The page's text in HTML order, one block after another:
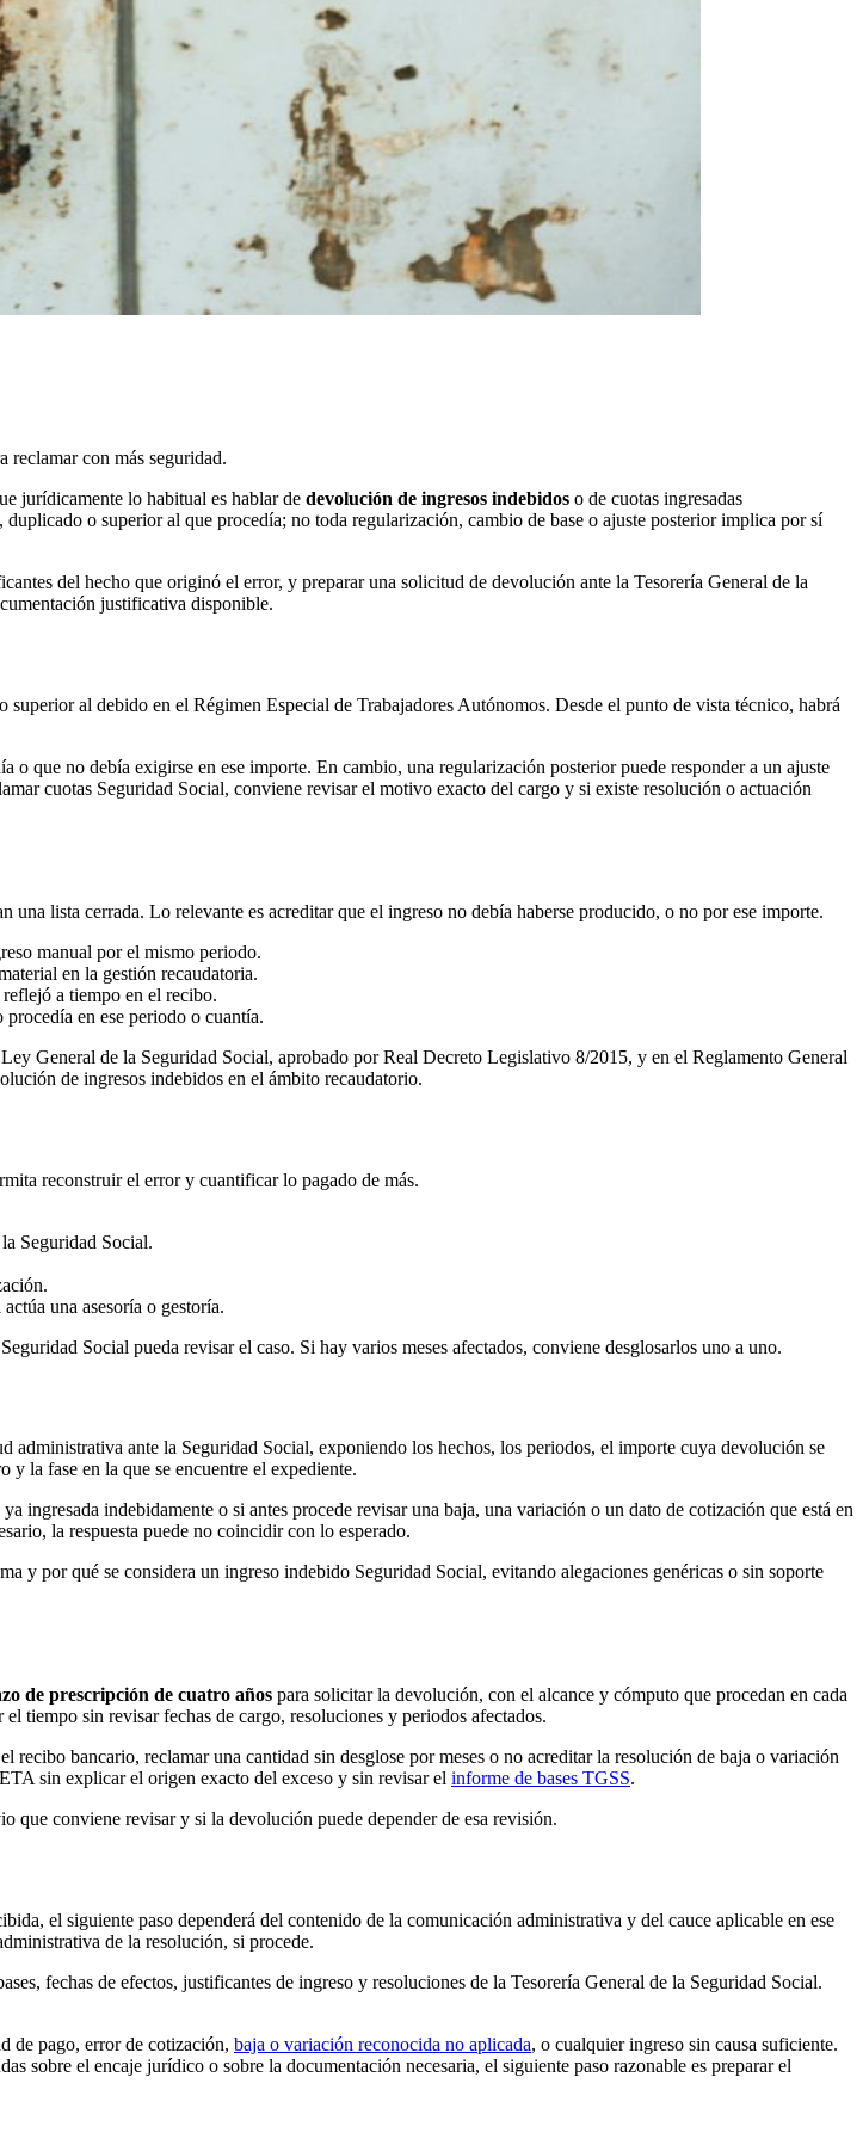
reclamar con más seguridad.
jurídicamente lo habitual es hablar de devolución de ingresos indebidos o de cuotas ingresadas
o superior al que procedía; no toda regularización, cambio de base o ajuste posterior implica por sí
del hecho que originó el error, y preparar una solicitud de devolución ante la Tesorería General de la
justificativa disponible.
al debido en el Régimen Especial de Trabajadores Autónomos. Desde el punto de vista técnico, habrá
que no debía exigirse en ese importe. En cambio, una regularización posterior puede responder a un ajuste
cuotas Seguridad Social, conviene revisar el motivo exacto del cargo y si existe resolución o actuación
lista cerrada. Lo relevante es acreditar que el ingreso no debía haberse producido, o no por ese importe.
manual por el mismo periodo.
en la gestión recaudatoria.
a tiempo en el recibo.
procedía en ese periodo o cuantía.
General de la Seguridad Social, aprobado por Real Decreto Legislativo 8/2015, y en el Reglamento General
de ingresos indebidos en el ámbito recaudatorio.
reconstruir el error y cuantificar lo pagado de más.
Seguridad Social.
actúa una asesoría o gestoría.
Social pueda revisar el caso. Si hay varios meses afectados, conviene desglosarlos uno a uno.
administrativa ante la Seguridad Social, exponiendo los hechos, los periodos, el importe cuya devolución se
la fase en la que se encuentre el expediente.
ingresada indebidamente o si antes procede revisar una baja, una variación o un dato de cotización que está en
la respuesta puede no coincidir con lo esperado.
y por qué se considera un ingreso indebido Seguridad Social, evitando alegaciones genéricas o sin soporte
de prescripción de cuatro años para solicitar la devolución, con el alcance y cómputo que procedan en cada
tiempo sin revisar fechas de cargo, resoluciones y periodos afectados.
bancario, reclamar una cantidad sin desglose por meses o no acreditar la resolución de baja o variación
sin explicar el origen exacto del exceso y sin revisar el informe de bases TGSS.
que conviene revisar y si la devolución puede depender de esa revisión.
el siguiente paso dependerá del contenido de la comunicación administrativa y del cauce aplicable en ese
de la resolución, si procede.
fechas de efectos, justificantes de ingreso y resoluciones de la Tesorería General de la Seguridad Social.
de pago, error de cotización, baja o variación reconocida no aplicada, o cualquier ingreso sin causa suficiente.
sobre el encaje jurídico o sobre la documentación necesaria, el siguiente paso razonable es preparar el